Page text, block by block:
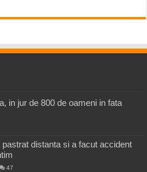
in jur de 800 de oameni in fata
distanta si a facut accident
47